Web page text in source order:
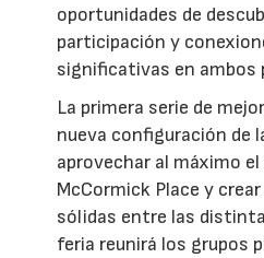
oportunidades de
participación y
significativas en ambos
La primera serie de
nueva configuración de
aprovechar al máximo el
McCormick Place y
sólidas entre las
feria reunirá los grupos